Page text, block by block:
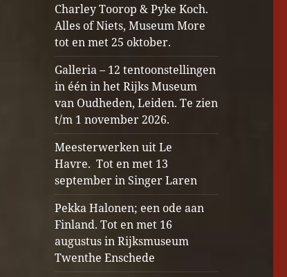
Charley Toorop & Pyke Koch.
Alles of Niets, Museum More
tot en met 25 oktober.
Galleria – 12 tentoonstellingen
in één in het Rijks Museum
van Oudheden, Leiden. Te zien
t/m 1 november 2026.
Meesterwerken uit Le
Havre. Tot en met 13
september in Singer Laren
Pekka Halonen; een ode aan
Finland. Tot en met 16
augustus in Rijksmuseum
Twenthe Enschede